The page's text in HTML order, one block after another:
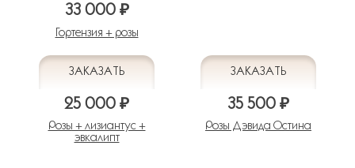
33 000 ₽
Гортензия + розы
25 000 ₽
Розы + лизиантус +
эвкалипт
35 500 ₽
Розы Дэвида Остина